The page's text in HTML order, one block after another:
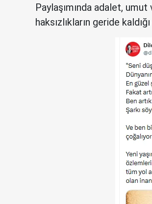
Paylaşımında adalet,
haksızlıkların geride